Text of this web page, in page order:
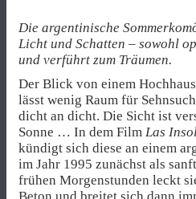
Die argentinische
Licht und Schatten – sowohl
und verführt zum Träumen.
Der Blick von einem
lässt wenig Raum für
dicht an dicht. Die Sicht ist
Sonne … In dem Film Las
kündigt sich diese an einem
im Jahr 1995 zunächst als
frühen Morgenstunden leckt